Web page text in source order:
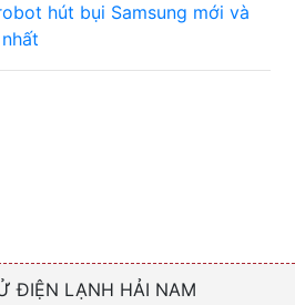
hút bụi Samsung mới và
ĐIỆN LẠNH HẢI NAM